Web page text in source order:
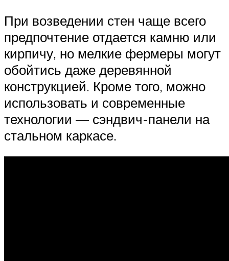
При возведении стен чаще всего
предпочтение отдается камню или
кирпичу, но мелкие фермеры могут
обойтись даже деревянной
конструкцией. Кроме того, можно
использовать и современные
технологии — сэндвич-панели на
стальном каркасе.